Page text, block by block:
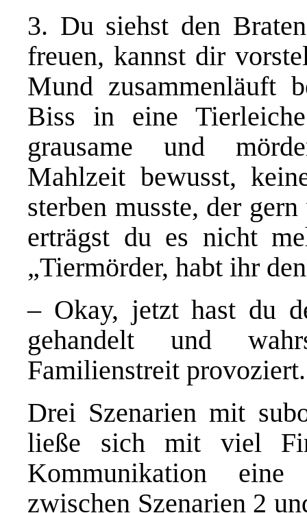
3. Du siehst den
freuen, kannst dir
Mund zusammenläuft
Biss in eine
grausame und
Mahlzeit bewusst,
sterben musste, der
erträgst du es nicht
„Tiermörder, habt ihr
– Okay, jetzt hast du
gehandelt und
Familienstreit provoziert.
Drei Szenarien mit
ließe sich mit viel
Kommunikation
zwischen Szenarien 2